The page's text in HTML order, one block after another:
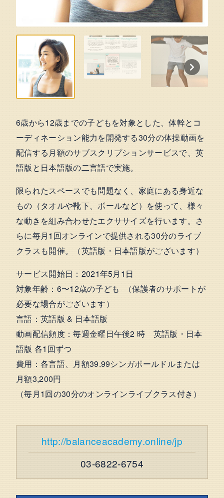
6歳から12歳までの子どもを対象とした、体幹とコ
ーディネーション能力を開発する30分の体操動画を
配信する月額のサブスクリプションサービスで、英
語版と日本語版の二言語で実施。
限られたスペースでも問題なく、家庭にある身近な
もの（タオルや靴下、ボールなど）を使って、様々
な動きを組み合わせたエクササイズを行います。さ
らに毎月1回オンラインで提供される30分のライブ
クラスも開催。（英語版・日本語版がございます）
サービス開始日：2021年5月1日
対象年齢：6〜12歳の子ども （保護者のサポートが
必要な場合がございます）
言語：英語版 & 日本語版
動画配信頻度：毎週金曜日午後2 時 英語版・日本
語版 各1回ずつ
費用：各言語、月額39.99シンガポールドルまたは
月額3,200円
（毎月1回の30分のオンラインライブクラス付き）
http://balanceacademy.online/jp
03-6822-6754